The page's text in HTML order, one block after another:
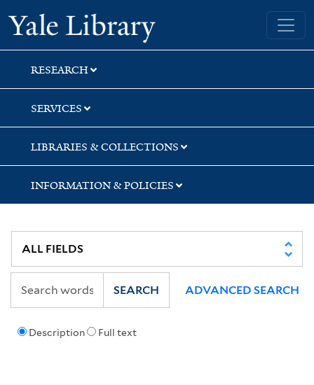
Skip
to
search
Skip
to
main
content
Skip
to
first
result
Yale University Library
RESEARCH
SERVICES
LIBRARIES & COLLECTIONS
INFORMATION & POLICIES
Description Full text
SEARCH ADVANCED SEARCH